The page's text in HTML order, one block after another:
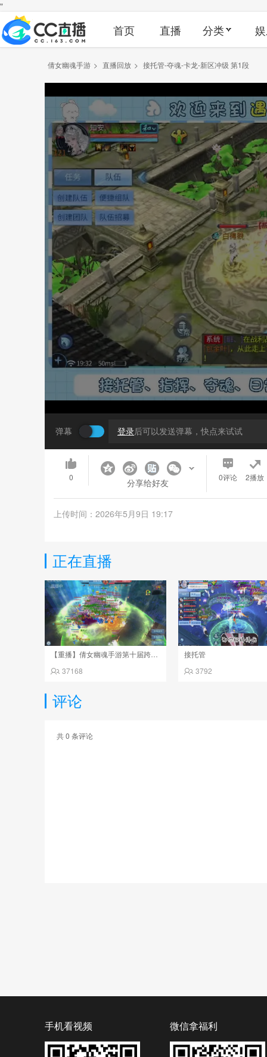
"
首页 直播 分类
倩女幽魂手游 > 直播回放 > 接托管-夺魂-卡龙-新区冲级 第1段
弹幕 登录后可以发送弹幕，快点来试试
0 分享给好友 0评论 2播放
上传时间：2026年5月9日 19:17
正在直播
37168
接托管
3792
评论
共0 条评论
手机看视频 微信拿福利